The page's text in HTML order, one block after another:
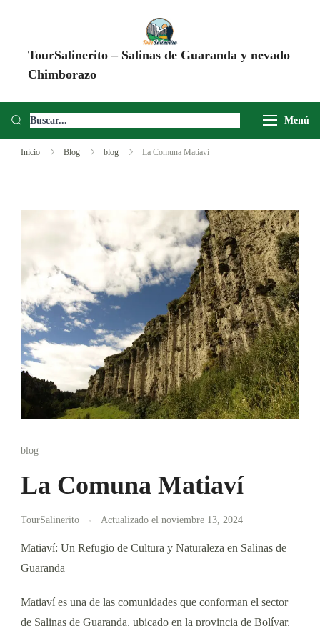
TourSalinerito – Salinas de Guaranda y nevado
Chimborazo
Chimborazo, Minas de Sal, Quesera El Salinerito, Chocolates El
Menú
Inicio Blog blog La Comuna Matiaví
blog
La Comuna Matiaví
TourSalinerito Actualizado el noviembre 13, 2024
Matiaví: Un Refugio de Cultura y Naturaleza en Salinas de
Guaranda
Matiaví es una de las comunidades que conforman el sector
de Salinas de Guaranda, ubicado en la provincia de Bolívar,